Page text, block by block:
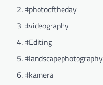
#photooftheday
#videography
#Editing
#landscapephotography
#kamera